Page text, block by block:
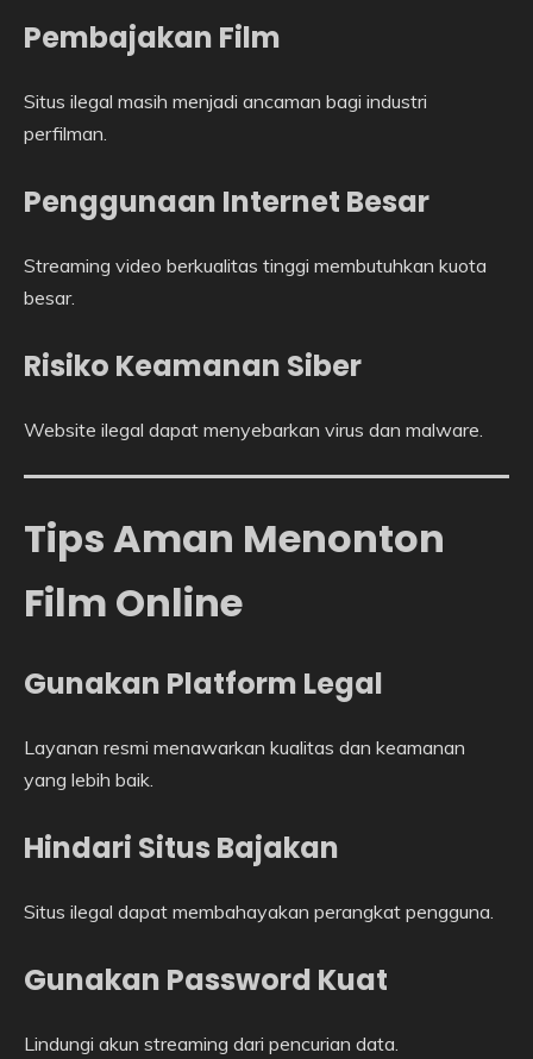
Pembajakan Film
Situs ilegal masih menjadi ancaman bagi industri
perfilman.
Penggunaan Internet Besar
Streaming video berkualitas tinggi membutuhkan kuota
besar.
Risiko Keamanan Siber
Website ilegal dapat menyebarkan virus dan malware.
Tips Aman Menonton
Film Online
Gunakan Platform Legal
Layanan resmi menawarkan kualitas dan keamanan
yang lebih baik.
Hindari Situs Bajakan
Situs ilegal dapat membahayakan perangkat pengguna.
Gunakan Password Kuat
Lindungi akun streaming dari pencurian data.